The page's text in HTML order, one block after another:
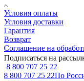
Условия оплаты
Условия доставки
Гарантия
Возврат
Соглашение на
Подписаться на
8 800 707 25 22
8 800 707 25 22По